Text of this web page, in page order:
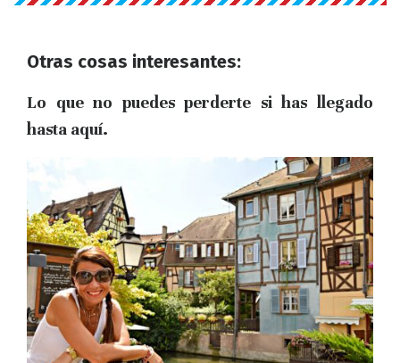
Otras cosas interesantes:
Lo que no puedes perderte si has llegado
hasta aquí.